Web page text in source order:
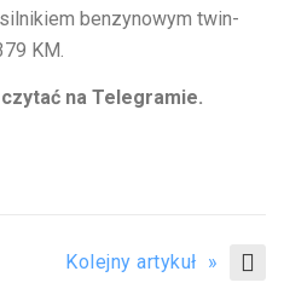
benzynowym twin-
KM.
na Telegramie.
Kolejny artykuł »